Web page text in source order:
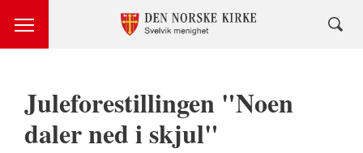
Juleforestillingen "Noen
daler ned i skjul"